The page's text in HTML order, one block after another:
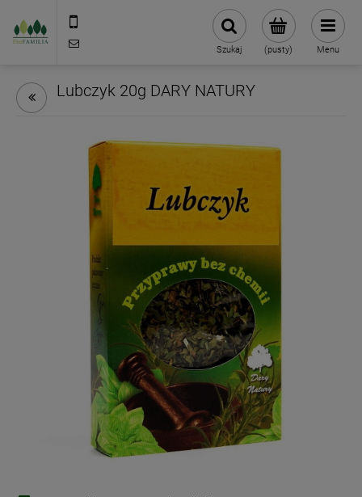
(pusty)
Szukaj Menu
Lubczyk 20g DARY NATURY